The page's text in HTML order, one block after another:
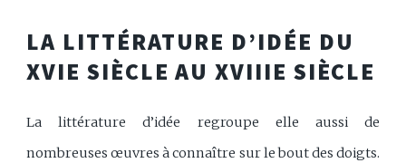
LA LITTÉRATURE D’IDÉE DU
XVIE SIÈCLE AU XVIIIE SIÈCLE
La littérature d’idée regroupe elle aussi de
nombreuses œuvres à connaître sur le bout des doigts.